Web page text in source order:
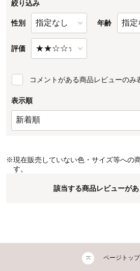
絞り込み
性別 年齢
評価
コメントがある商品レビューのみ
表示順
※現在販売していない色・サイズ等への
す。
該当する商品レビューがあ
ページトッ